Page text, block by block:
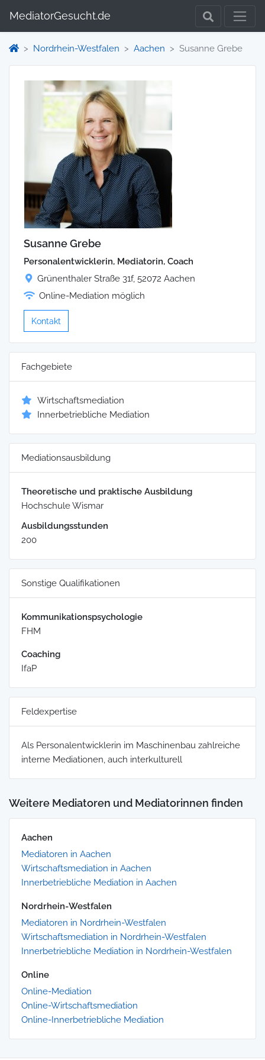
MediatorGesucht.de
Nordrhein-Westfalen Aachen Susanne Grebe
Susanne Grebe
Personalentwicklerin, Mediatorin, Coach
Grünenthaler Straße 31f, 52072 Aachen
Online-Mediation möglich
Kontakt
Fachgebiete
Wirtschaftsmediation
Innerbetriebliche Mediation
Mediationsausbildung
Theoretische und praktische Ausbildung
Hochschule Wismar
Ausbildungsstunden
200
Sonstige Qualifikationen
Kommunikationspsychologie
FHM
Coaching
IfaP
Feldexpertise
Als Personalentwicklerin im Maschinenbau zahlreiche
interne Mediationen, auch interkulturell
Weitere Mediatoren und Mediatorinnen finden
Aachen
Mediatoren in Aachen
Wirtschaftsmediation in Aachen
Innerbetriebliche Mediation in Aachen
Nordrhein-Westfalen
Mediatoren in Nordrhein-Westfalen
Wirtschaftsmediation in Nordrhein-Westfalen
Innerbetriebliche Mediation in Nordrhein-Westfalen
Online
Online-Mediation
Online-Wirtschaftsmediation
Online-Innerbetriebliche Mediation